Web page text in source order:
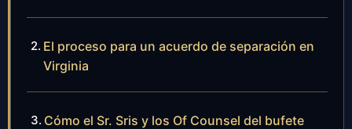
El proceso para un acuerdo de separación en
Virginia
Cómo el Sr. Sris y los Of Counsel del bufete